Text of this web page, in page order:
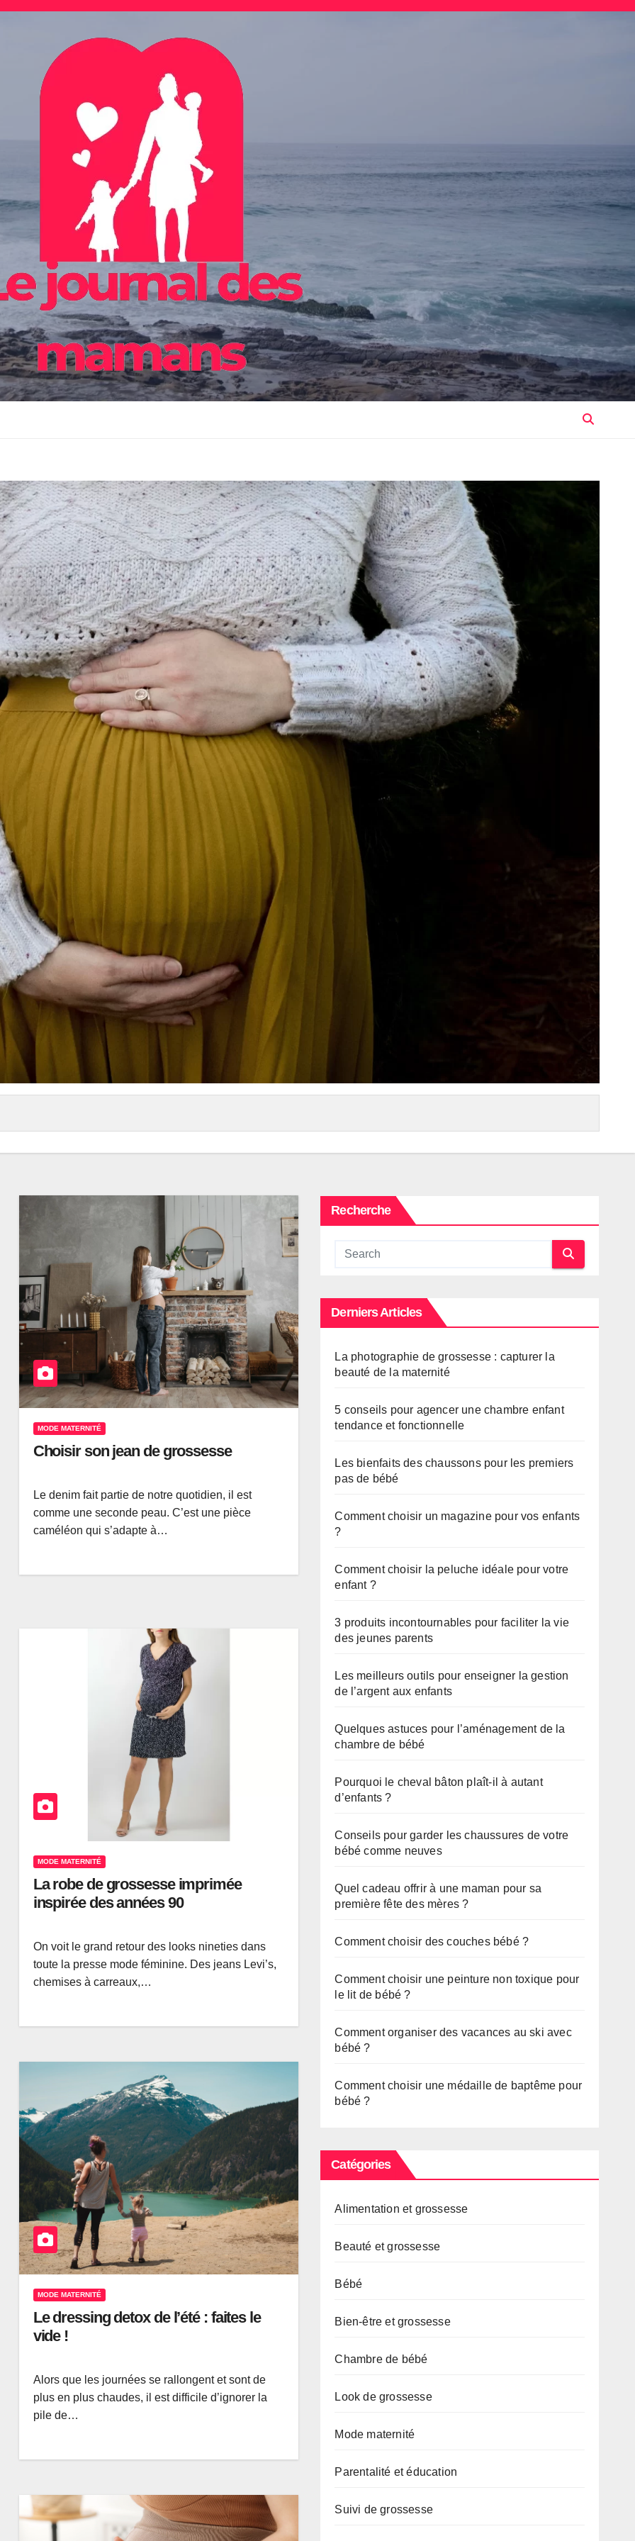
MODE MATERNITÉ
Choisir son jean de grossesse
Le denim fait partie de notre quotidien, il est
comme une seconde peau. C’est une pièce
caméléon qui s’adapte à…
MODE MATERNITÉ
La robe de grossesse imprimée
inspirée des années 90
On voit le grand retour des looks nineties dans
toute la presse mode féminine. Des jeans Levi’s,
chemises à carreaux,…
MODE MATERNITÉ
Le dressing detox de l’été : faites le
vide !
Alors que les journées se rallongent et sont de
plus en plus chaudes, il est difficile d’ignorer la
pile de…
Recherche
Derniers Articles
La photographie de grossesse : capturer la
beauté de la maternité
5 conseils pour agencer une chambre enfant
tendance et fonctionnelle
Les bienfaits des chaussons pour les premiers
pas de bébé
Comment choisir un magazine pour vos enfants
?
Comment choisir la peluche idéale pour votre
enfant ?
3 produits incontournables pour faciliter la vie
des jeunes parents
Les meilleurs outils pour enseigner la gestion
de l’argent aux enfants
Quelques astuces pour l’aménagement de la
chambre de bébé
Pourquoi le cheval bâton plaît-il à autant
d’enfants ?
Conseils pour garder les chaussures de votre
bébé comme neuves
Quel cadeau offrir à une maman pour sa
première fête des mères ?
Comment choisir des couches bébé ?
Comment choisir une peinture non toxique pour
le lit de bébé ?
Comment organiser des vacances au ski avec
bébé ?
Comment choisir une médaille de baptême pour
bébé ?
Catégories
Alimentation et grossesse
Beauté et grossesse
Bébé
Bien-être et grossesse
Chambre de bébé
Look de grossesse
Mode maternité
Parentalité et éducation
Suivi de grossesse